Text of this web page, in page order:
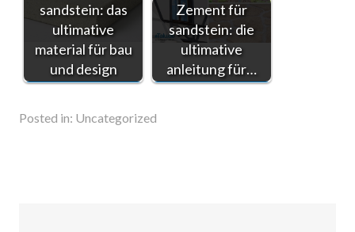
sandstein: das
ultimative
material für bau
und design
Zement für
sandstein: die
ultimative
anleitung für…
Posted in: Uncategorized